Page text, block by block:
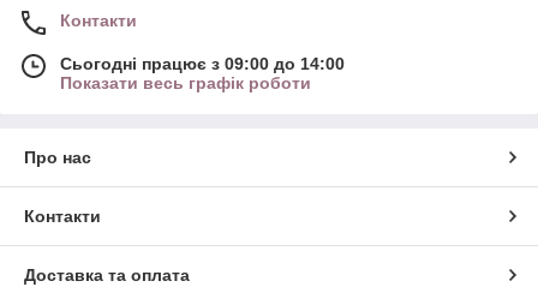
Контакти
Сьогодні працює з 09:00 до 14:00
Показати весь графік роботи
Про нас
Контакти
Доставка та оплата